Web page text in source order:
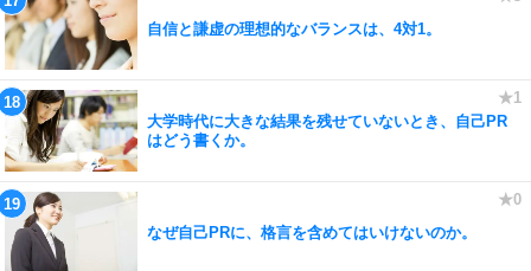
自信と謙虚の理想的なバランスは、4対1。
大学時代に大きな結果を残せていないとき、自己PR
はどう書くか。
なぜ自己PRに、格言を含めてはいけないのか。